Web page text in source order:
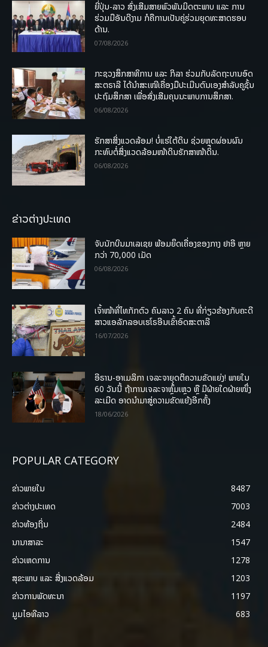
ຍີ່ປຸ່ນ-ລາວ ສົ່ງເສີມສາຍພົວພັນມິດຕະພາບ ແລະ ການ
ຮ່ວມມືອັນດີງາມ ກໍຄືການເປັນຄູ່ຮ່ວມຍຸດທະສາດຮອບ
ດ້ານ.
07/08/2026
ກະຊວງສຶກສາທິການ ແລະ ກິລາ ຮ່ວມກັບລັດຖະບານອົດ
ສະຕຣາລີ ໄດ້ນຳສະເໜີເຄື່ອງມືປະເມີນຕົນເອງສຳລັບຄູຊັ້ນ
ປະຖົມສຶກສາ ເພື່ອສົ່ງເສີມຄຸນນະພາບການສຶກສາ.
06/08/2026
ຮັກສາສິ່ງແວດລ້ອມ! ບໍ່ແຮ່ໃຕ້ດິນ ຊ່ວຍຫຼຸດຜ່ອນຜົນ
ກະທົບຕໍ່ສິ່ງແວດລ້ອມໜ້າດິນຮັກສາໜ້າດິນ.
06/08/2026
ຂ່າວຕ່າງປະເທດ
ຈັບນັກບິນມາເລເຊຍ ພ້ອມຍຶດເຄື່ອງຂອງກາງ ຢາອີ ຫຼາຍ
ກວ່າ 70,000 ເມັດ
06/08/2026
ເຈົ້າໜ້າທີ່ໄທກັກຕົວ ຄົນລາວ 2 ຄົນ ທີ່ກ່ຽວຂ້ອງກັບຄະດີ
ສາວແອລັກລອບເຮໂຣອີນເຂົ້າອົດສະຕາລີ
16/07/2026
ອີຣານ-ອາເມລິກາ ເຈລະຈາຍຸດຕິຄວາມຂັດແຍ່ງ! ພາຍໃນ
60 ວັນນີ້ ຖ້າການເຈລະຈາຫຼົ້ມເຫຼວ ຫຼື ມີຝ່າຍໃດຝ່າຍໜຶ່ງ
ລະເມີດ ອາດນໍາມາສູ່ຄວາມຂັດແຍ້ງອີກຄັ້ງ
18/06/2026
POPULAR CATEGORY
ຂ່າວພາຍ​ໃນ
8487
ຂ່າວຕ່າງປະເທດ
7003
ຂ່າວທ້ອງຖິ່ນ
2484
ນານາສາລະ
1547
ຂ່າວເຫດການ
1278
ສຸຂະພາບ ແລະ ສີ່ງແວດລ້ອມ
1203
ຂ່າວການພັດທະນາ
1197
ມູມໄອທີລາວ
683